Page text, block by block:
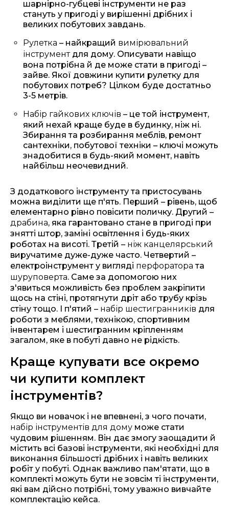
шарнірно-губцеві інструменти не раз
стануть у пригоді у вирішенні дрібних і
великих побутових завдань.
Рулетка – найкращий вимірювальний
інструментдля дому. Описувати навіщо
вона потрібна й де може стати в пригоді –
зайве. Якої довжини купити рулетку для
побутових потреб? Цілком буде достатньо
3-5 метрів.
Набір гайкових ключів – це той інструмент,
який нехай краще буде в будинку, ніж ні.
Збирання та розбирання меблів, ремонт
сантехніки, побутової техніки – ключі можуть
знадобитися в будь-який момент, навіть
найбільш неочевидний.
З додаткового інструменту та пристосувань
можна виділити ще п'ять. Перший – рівень, щоб
елементарно рівно повісити поличку. Другий –
драбина, яка гарантовано стане в пригоді при
знятті штор, заміні освітлення і будь-яких
роботах на висоті. Третій – ніж канцелярський
виручатиме дуже-дуже часто. Четвертий –
електроінструмент у вигляді перфоратора та
шуруповерта. Саме за допомогою них
з'явиться можливість без проблем закріпити
щось на стіні, протягнути дріт або трубу крізь
стіну тощо. І п'ятий – набір шестигранників для
роботи з меблями, технікою, спортивним
інвентарем і шестигранним кріпленням
загалом, яке в побуті давно не рідкість.
Краще купувати все окремо
чи купити комплект
інструментів?
Якщо ви новачок і не впевнені, з чого почати,
набір інструментів для дому може стати
чудовим рішенням. Він дає змогу заощадити й
містить всі базові інструменти, які необхідні для
виконання більшості дрібних і навіть великих
робіт у побуті. Однак важливо пам'ятати, що в
комплекті можуть бути не зовсім ті інструменти,
які вам дійсно потрібні, тому уважно вивчайте
комплектацію кейса.